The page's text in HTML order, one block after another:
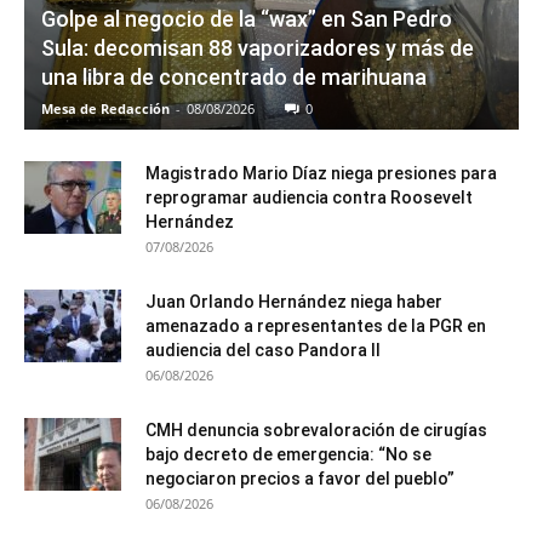
Golpe al negocio de la “wax” en San Pedro
Sula: decomisan 88 vaporizadores y más de
una libra de concentrado de marihuana
Mesa de Redacción - 08/08/2026 0
Magistrado Mario Díaz niega presiones para
reprogramar audiencia contra Roosevelt
Hernández
07/08/2026
Juan Orlando Hernández niega haber
amenazado a representantes de la PGR en
audiencia del caso Pandora II
06/08/2026
CMH denuncia sobrevaloración de cirugías
bajo decreto de emergencia: “No se
negociaron precios a favor del pueblo”
06/08/2026